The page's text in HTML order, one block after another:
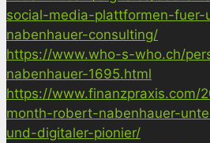
social-media-plattformen-
nabenhauer-consulting/
https://www.who-s-who.ch/
nabenhauer-1695.html
https://www.finanzpraxis.com/
month-robert-nabenhauer-
und-digitaler-pionier/